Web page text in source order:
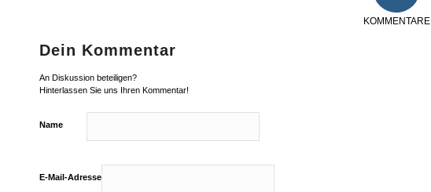
KOMMENTARE
Dein Kommentar
An Diskussion beteiligen?
Hinterlassen Sie uns Ihren Kommentar!
Name
E-Mail-Adresse